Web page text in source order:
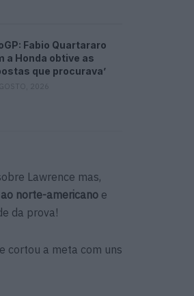
Fabio Quartararo
a Honda obtive as
que procurava’
2026
Lawrence mas,
norte-americano e
da prova!
cortou a meta com uns